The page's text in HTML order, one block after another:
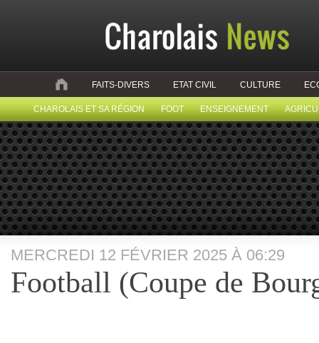
FAITS-DIVERS ETAT CIVIL CULTURE
CHAROLAIS ET SA RÉGION FOOT ENSEIGNEMENT
MERCREDI 12 FÉVRIER 2025 À 06:29
Football (Coupe de